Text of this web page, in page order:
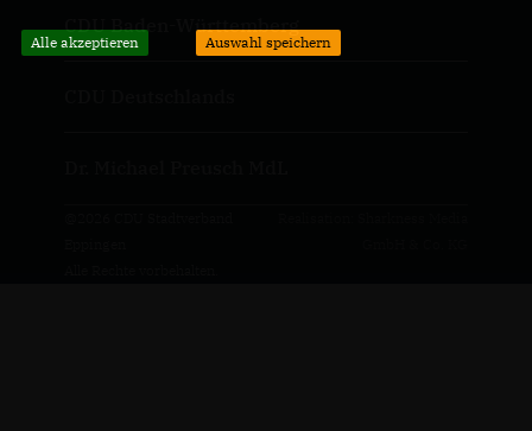
CDU Baden-Württemberg
Alle akzeptieren Auswahl speichern